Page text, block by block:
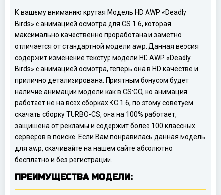
К вашему вниманию крутая Модель HD AWP «Deadly
Birds» с анимацией осмотра для CS 1.6, которая
максимально качественно проработана и заметно
отличается от стандартной модели awp. Данная версия
содержит изменение текстур модели HD AWP «Deadly
Birds» с анимацией осмотра, теперь она в HD качестве и
прилично детализирована. Приятным бонусом будет
наличие анимации модели как в CS:GO, но анимация
работает не на всех сборках КС 1.6, по этому советуем
скачать сборку TURBO-CS, она на 100% работает,
защищена от рекламы и содержит более 100 классных
серверов в поиске. Если Вам понравилась данная модель
для awp, скачивайте на нашем сайте абсолютно
бесплатно и без регистрации.
ПРЕИМУЩЕСТВА МОДЕЛИ: